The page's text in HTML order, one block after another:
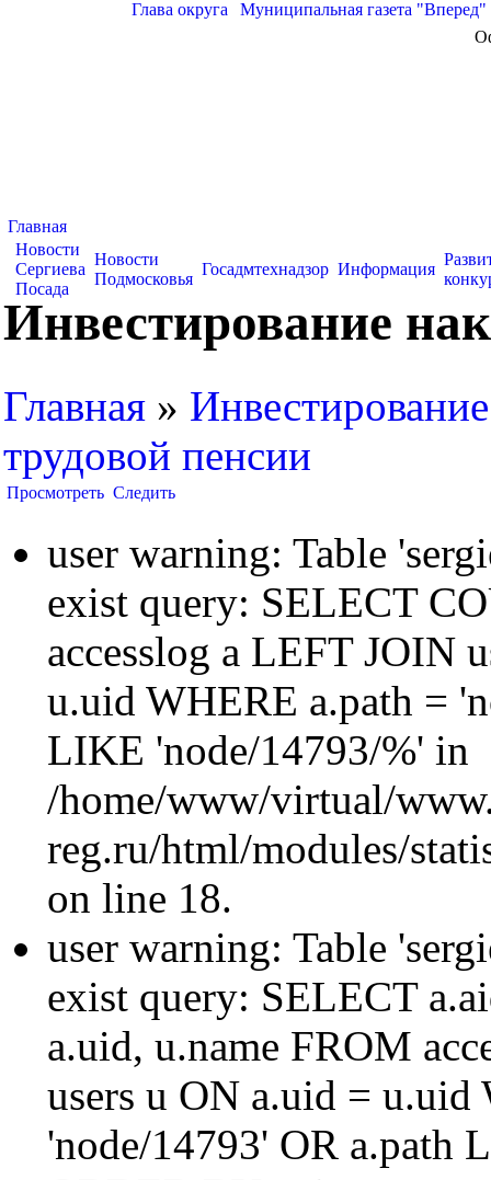
Глава округа Муниципальная газета "Вперед"
Главная
Новости
Сергиева
Посада
Новости
Подмосковья
Госадмтехнадзор Информация
Инвестирование
Главная »
трудовой пенсии
Просмотреть Следить
user warning: Table
exist query: SELECT
accesslog a LEFT JOIN
u.uid WHERE a.path =
LIKE 'node/14793/%' in
/home/www/virtual/
reg.ru/html/modules/
on line 18.
user warning: Table
exist query: SELECT
a.uid, u.name FROM
users u ON a.uid = u.uid
'node/14793' OR a.path